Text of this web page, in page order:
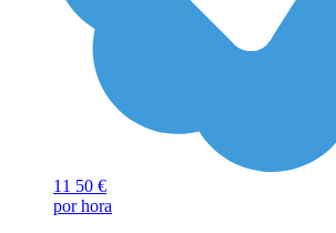
11 50 €
por hora